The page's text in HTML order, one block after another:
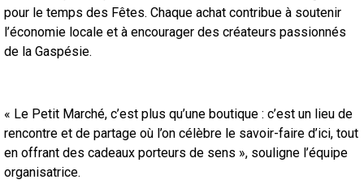
pour le temps des Fêtes. Chaque achat contribue à soutenir
l’économie locale et à encourager des créateurs passionnés
de la Gaspésie.
« Le Petit Marché, c’est plus qu’une boutique : c’est un lieu de
rencontre et de partage où l’on célèbre le savoir-faire d’ici, tout
en offrant des cadeaux porteurs de sens », souligne l’équipe
organisatrice.